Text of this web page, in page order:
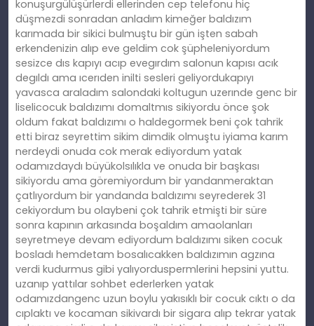
konuşurgülüşürlerdi ellerinden cep telefonu hiç
düşmezdi sonradan anladım kimeğer baldızım
karımada bir sikici bulmuştu bir gün işten sabah
erkendenizin alıp eve geldim cok şüpheleniyordum
sesizce dıs kapıyı acıp evegırdım salonun kapısı acık
degıldı ama ıcerıden inilti sesleri geliyordukapıyı
yavasca araladım salondaki koltugun uzerınde genc bir
liselicocuk baldızımı domaltmıs sikiyordu önce şok
oldum fakat baldızımı o haldegormek beni çok tahrik
etti biraz seyrettim sikim dimdik olmuştu iyiama karım
nerdeydi onuda cok merak ediyordum yatak
odamızdaydı büyükolsılıkla ve onuda bir başkası
sikiyordu ama göremiyordum bir yandanmeraktan
çatlıyordum bir yandanda baldızımı seyrederek 31
cekiyordum bu olaybeni çok tahrik etmişti bir süre
sonra kapının arkasında boşaldım amaolanları
seyretmeye devam ediyordum baldızımı siken cocuk
bosladı hemdetam bosalıcakken baldızımın agzına
verdi kudurmus gibi yalıyorduspermlerini hepsini yuttu.
uzanıp yattılar sohbet ederlerken yatak
odamızdangenc uzun boylu yakısıklı bir cocuk cıktı o da
cıplaktı ve kocaman sikivardı bir sigara alıp tekrar yatak